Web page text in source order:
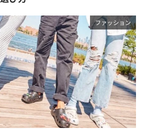
ファッション